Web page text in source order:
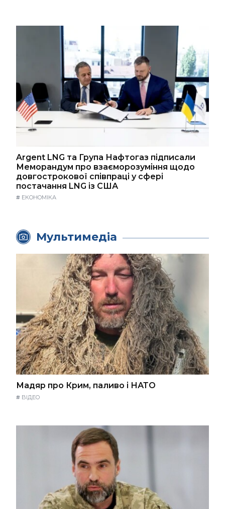
Argent LNG та Група Нафтогаз підписали
Меморандум про взаєморозуміння щодо
довгострокової співпраці у сфері
постачання LNG із США
# ЕКОНОМІКА
Мультимедіа
Мадяр про Крим, паливо і НАТО
# ВІДЕО